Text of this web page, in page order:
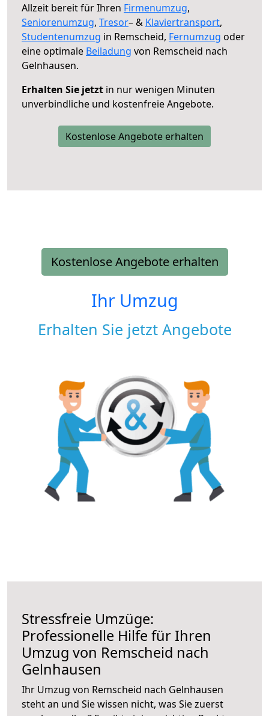
Allzeit bereit für Ihren Firmenumzug,
Seniorenumzug, Tresor– & Klaviertransport,
Studentenumzug in Remscheid, Fernumzug oder
eine optimale Beiladung von Remscheid nach
Gelnhausen.
Erhalten Sie jetzt in nur wenigen Minuten
unverbindliche und kostenfreie Angebote.
Kostenlose Angebote erhalten
Kostenlose Angebote erhalten
Ihr Umzug
Erhalten Sie jetzt Angebote
Stressfreie Umzüge:
Professionelle Hilfe für Ihren
Umzug von Remscheid nach
Gelnhausen
Ihr Umzug von Remscheid nach Gelnhausen
steht an und Sie wissen nicht, was Sie zuerst